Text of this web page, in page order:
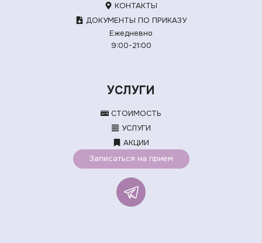
КОНТАКТЫ
ДОКУМЕНТЫ ПО ПРИКАЗУ
Ежедневно
9:00-21:00
УСЛУГИ
СТОИМОСТЬ
УСЛУГИ
АКЦИИ
Записаться на прием